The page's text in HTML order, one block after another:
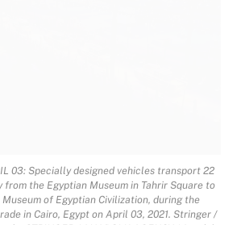
03: Specially designed vehicles transport 22
from the Egyptian Museum in Tahrir Square to
of Egyptian Civilization, during the
in Cairo, Egypt on April 03, 2021. Stringer /